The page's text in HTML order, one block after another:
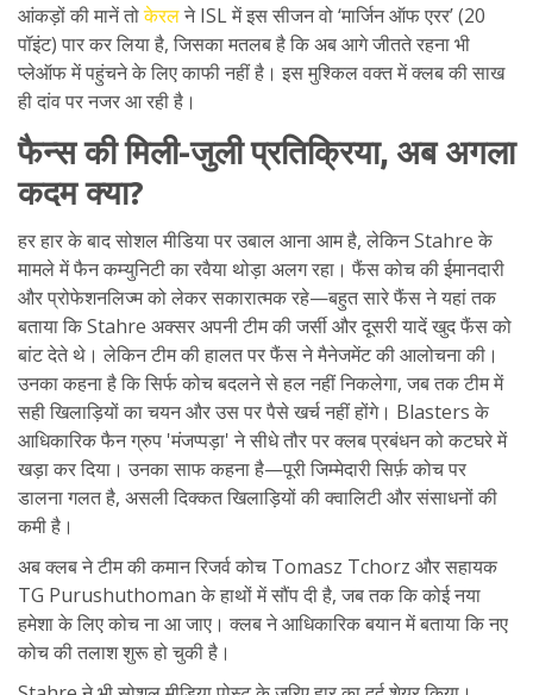
आंकड़ों की मानें तोकेरलने ISL में इस सीजन वो ‘मार्जिन ऑफ एरर’ (20
पॉइंट) पार कर लिया है, जिसका मतलब है कि अब आगे जीतते रहना भी
प्लेऑफ में पहुंचने के लिए काफी नहीं है। इस मुश्किल वक्त में क्लब की साख
ही दांव पर नजर आ रही है।
फैन्स की मिली-जुली प्रतिक्रिया, अब अगला
कदम क्या?
हर हार के बाद सोशल मीडिया पर उबाल आना आम है, लेकिन Stahre के
मामले में फैन कम्युनिटी का रवैया थोड़ा अलग रहा। फैंस कोच की ईमानदारी
और प्रोफेशनलिज्म को लेकर सकारात्मक रहे—बहुत सारे फैंस ने यहां तक
बताया कि Stahre अक्सर अपनी टीम की जर्सी और दूसरी यादें खुद फैंस को
बांट देते थे। लेकिन टीम की हालत पर फैंस ने मैनेजमेंट की आलोचना की।
उनका कहना है कि सिर्फ कोच बदलने से हल नहीं निकलेगा, जब तक टीम में
सही खिलाड़ियों का चयन और उस पर पैसे खर्च नहीं होंगे। Blasters के
आधिकारिक फैन ग्रुप 'मंजप्पड़ा' ने सीधे तौर पर क्लब प्रबंधन को कटघरे में
खड़ा कर दिया। उनका साफ कहना है—पूरी जिम्मेदारी सिर्फ़ कोच पर
डालना गलत है, असली दिक्कत खिलाड़ियों की क्वालिटी और संसाधनों की
कमी है।
अब क्लब ने टीम की कमान रिजर्व कोच Tomasz Tchorz और सहायक
TG Purushuthoman के हाथों में सौंप दी है, जब तक कि कोई नया
हमेशा के लिए कोच ना आ जाए। क्लब ने आधिकारिक बयान में बताया कि नए
कोच की तलाश शुरू हो चुकी है।